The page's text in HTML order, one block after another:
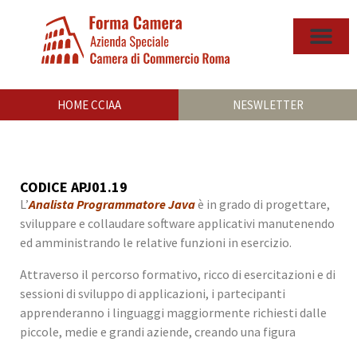
HOME CCIAA NESWLETTER
CODICE APJ01.19
L’Analista Programmatore Javaè in grado di progettare,
sviluppare e collaudare software applicativi manutenendo
ed amministrando le relative funzioni in esercizio.
Attraverso il percorso formativo, ricco di esercitazioni e di
sessioni di sviluppo di applicazioni, i partecipanti
apprenderanno i linguaggi maggiormente richiesti dalle
piccole, medie e grandi aziende, creando una figura